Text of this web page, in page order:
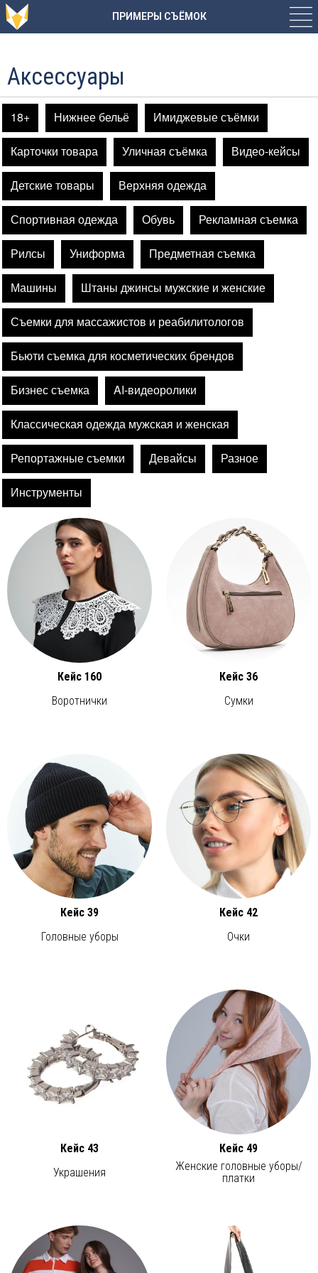
ПРИМЕРЫ СЪЁМОК
Аксессуары
18+ Нижнее бельё Имиджевые съёмки
Карточки товара Уличная съёмка Видео-кейсы
Детские товары Верхняя одежда
Спортивная одежда Обувь Рекламная съемка
Рилсы Униформа Предметная съемка
Машины Штаны джинсы мужские и женские
Съемки для массажистов и реабилитологов
Бьюти съемка для косметических брендов
Бизнес съемка AI-видеоролики
Классическая одежда мужская и женская
Репортажные съемки Девайсы Разное
Инструменты
Кейс 160
Воротнички
Кейс 36
Сумки
Кейс 39
Головные уборы
Кейс 42
Очки
Кейс 43
Украшения
Кейс 49
Женские головные уборы/
платки